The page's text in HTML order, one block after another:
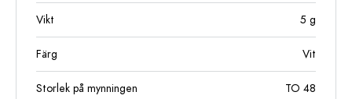
Vikt 5 g
Färg Vit
Storlek på mynningen TO 48